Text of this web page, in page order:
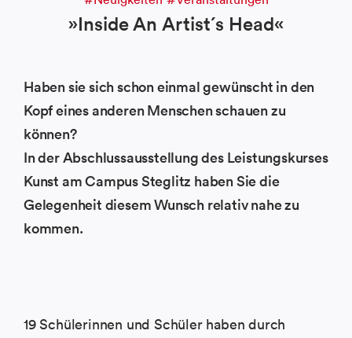
»Inside An Artist´s Head«
Haben sie sich schon einmal gewünscht in den
Kopf eines anderen Menschen schauen zu
können?
In der Abschlussausstellung des Leistungskurses
Kunst am Campus Steglitz haben Sie die
Gelegenheit diesem Wunsch relativ nahe zu
kommen.
19 Schülerinnen und Schüler haben durch